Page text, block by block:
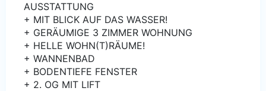
AUSSTATTUNG
+ MIT BLICK AUF DAS WASSER!
+ GERÄUMIGE 3 ZIMMER WOHNUNG
+ HELLE WOHN(T)RÄUME!
+ WANNENBAD
+ BODENTIEFE FENSTER
+ 2. OG MIT LIFT